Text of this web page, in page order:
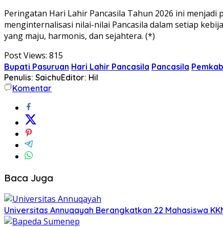
Peringatan Hari Lahir Pancasila Tahun 2026 ini
menginternalisasi nilai-nilai Pancasila dalam setiap
yang maju, harmonis, dan sejahtera. (*)
Post Views: 815
Bupati Pasuruan Hari Lahir Pancasila Pancasila
Penulis: SaichuEditor: Hil
Komentar
Baca Juga
Universitas Annuqayah Berangkatkan 22 Mahasiswa